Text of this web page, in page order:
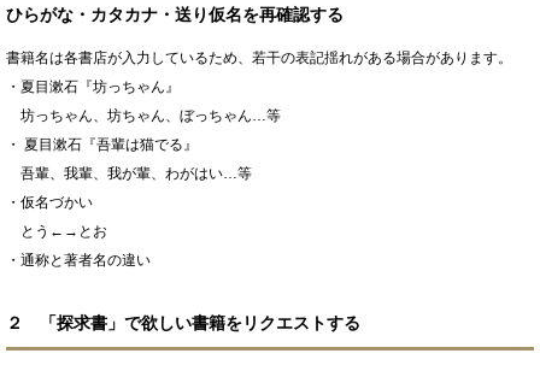
ひらがな・カタカナ・送り仮名を再確認する
書籍名は各書店が入力しているため、若干の表記揺れがある場合があります。
・夏目漱石『坊っちゃん』
坊っちゃん、坊ちゃん、ぼっちゃん…等
・ 夏目漱石『吾輩は猫でる』
吾輩、我輩、我が輩、わがはい…等
・仮名づかい
とう←→とお
・通称と著者名の違い
２ 「探求書」で欲しい書籍をリクエストする